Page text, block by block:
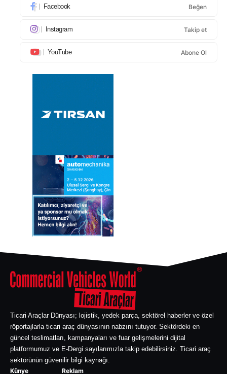
Facebook Beğen
Instagram Takip et
YouTube Abone Ol
Ticari Araçlar Dünyası; lojistik, yedek parça, sektörel haberler ve özel
röportajlarla ticari araç dünyasının nabzını tutuyor. Sektördeki en
güncel teslimatları, kampanyaları ve fuar gelişmelerini dijital
platformumuz ve E-Dergi sayılarımızla takip edebilirsiniz. Ticari araç
sektörünün güvenilir bilgi kaynağı.
Künye
Reklam